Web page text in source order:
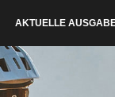
AKTUELLE